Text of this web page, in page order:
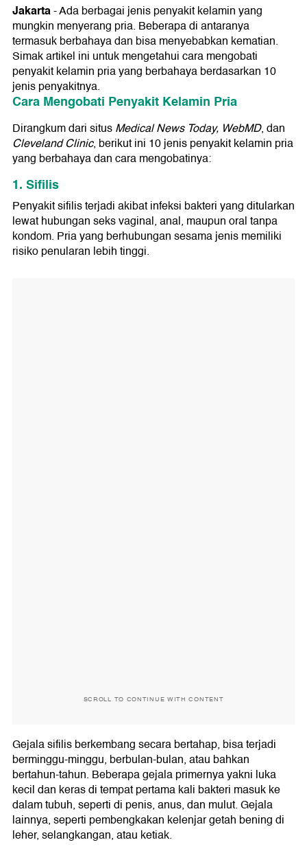
1. Sifilis
2. Herpes
3. Klamidia
4. Gonore
5. HPV
6. HIV/AIDS
7. Hepatitis B
8. Priapisme
9. Trikomoniasis
10. Kanker Penis
Jakarta-Ada berbagai jenis penyakit kelamin yang
mungkin menyerang pria. Beberapa di antaranya
termasuk berbahaya dan bisa menyebabkan kematian.
Simak artikel ini untuk mengetahui cara mengobati
penyakit kelamin pria yang berbahaya berdasarkan 10
jenis penyakitnya.
Cara Mengobati Penyakit Kelamin Pria
Dirangkum dari situsMedical News Today, WebMD, dan
Cleveland Clinic, berikut ini 10 jenis penyakit kelamin pria
yang berbahaya dan cara mengobatinya:
1. Sifilis
Penyakit sifilis terjadi akibat infeksi bakteri yang ditularkan
lewat hubungan seks vaginal, anal, maupun oral tanpa
kondom. Pria yang berhubungan sesama jenis memiliki
risiko penularan lebih tinggi.
SCROLL TO CONTINUE WITH CONTENT
Gejala sifilis berkembang secara bertahap, bisa terjadi
berminggu-minggu, berbulan-bulan, atau bahkan
bertahun-tahun. Beberapa gejala primernya yakni luka
kecil dan keras di tempat pertama kali bakteri masuk ke
dalam tubuh, seperti di penis, anus, dan mulut. Gejala
lainnya, seperti pembengkakan kelenjar getah bening di
leher, selangkangan, atau ketiak.